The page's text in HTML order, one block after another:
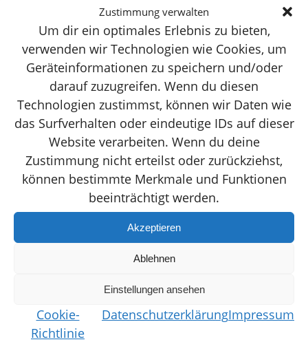
Zustimmung verwalten
Um dir ein optimales Erlebnis zu bieten,
verwenden wir Technologien wie Cookies, um
Geräteinformationen zu speichern und/oder
darauf zuzugreifen. Wenn du diesen
Technologien zustimmst, können wir Daten wie
das Surfverhalten oder eindeutige IDs auf dieser
Website verarbeiten. Wenn du deine
Zustimmung nicht erteilst oder zurückziehst,
können bestimmte Merkmale und Funktionen
beeinträchtigt werden.
Akzeptieren
Ablehnen
Einstellungen ansehen
Cookie-
Richtlinie
DatenschutzerklärungImpressum
mit einer großzügigen Spende von drei Surfaces
überrascht. Dank dieser Spende konnten wir einen
einen Raum einrichten für die Kinder, wo sie unter